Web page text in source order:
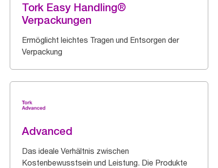
Tork Easy Handling®
Verpackungen
Ermöglicht leichtes Tragen und Entsorgen der
Verpackung
Advanced
Das ideale Verhältnis zwischen
Kostenbewusstsein und Leistung. Die Produkte